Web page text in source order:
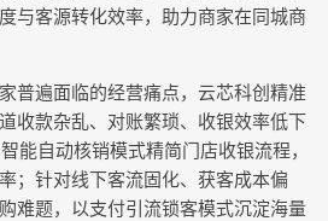
与客源转化效率，助力商家在同城商
遍面临的经营痛点，云芯科创精准
收款杂乱、对账繁琐、收银效率低下
能自动核销模式精简门店收银流程，
；针对线下客流固化、获客成本偏
难题，以支付引流锁客模式沉淀海量